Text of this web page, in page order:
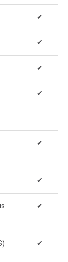
✔
✔
✔
✔
✔
✔
✔
✔